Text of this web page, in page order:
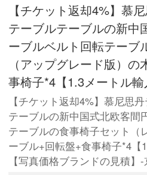
【チケット返却4%】慕
テーブルテーブルの新中
ーブルベルト回転テーブ
（アップグレード版）
事椅子*4【1.3メートル輸
【チケット返却4%】慕尼思
テーブルの新中国式北欧客間
テーブルの食事椅子セット（
ーブル+回転盤+食事椅子*4【
【写真価格ブランドの見積】